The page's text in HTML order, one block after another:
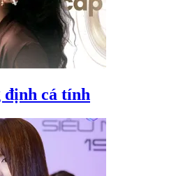
định cá tính